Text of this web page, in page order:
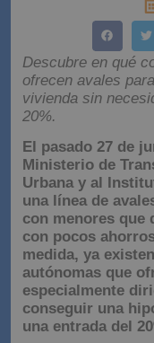
Descubre en qué
ofrecen avales
vivienda sin
20%.
El pasado 27 de
Ministerio de
Urbana y al
una línea de
con menores que
con pocos
medida, ya
autónomas que
especialmente
conseguir una
una entrada del